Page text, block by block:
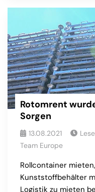
Rotomrent
Sorgen
13.08.2021
Team Europe
Rollcontainer
Kunststoffbehälter
Logistik zu mieten